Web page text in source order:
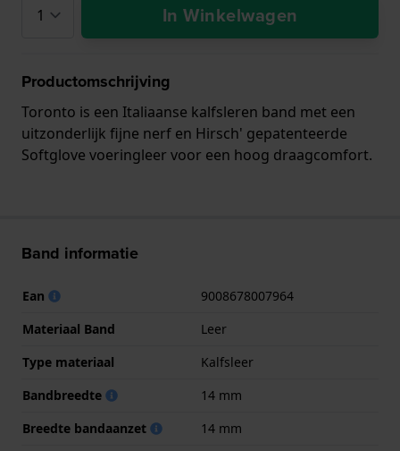
In Winkelwagen
Productomschrijving
Toronto is een Italiaanse kalfsleren band met een
uitzonderlijk fijne nerf en Hirsch' gepatenteerde
Softglove voeringleer voor een hoog draagcomfort.
Band informatie
Ean
9008678007964
Materiaal Band
Leer
Type materiaal
Kalfsleer
Bandbreedte
14 mm
Breedte bandaanzet
14 mm